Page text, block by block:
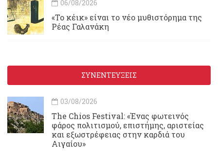
06/08/2026
«Το κέικ» είναι το νέο μυθιστόρημα της
Ρέας Γαλανάκη
ΣΥΝΕΝΤΕΥΞΕΙΣ
03/08/2026
Τhe Chios Festival: «Ένας φωτεινός
φάρος πολιτισμού, επιστήμης, αριστείας
και εξωστρέφειας στην καρδιά του
Αιγαίου»